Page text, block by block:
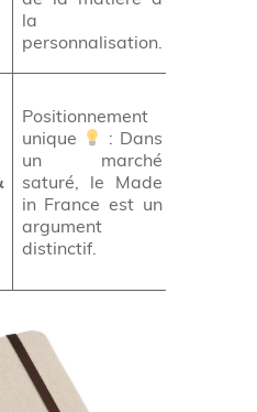
la
personnalisation.
Positionnement
unique
: Dans
un marché
saturé, le Made
in France est un
argument
distinctif.